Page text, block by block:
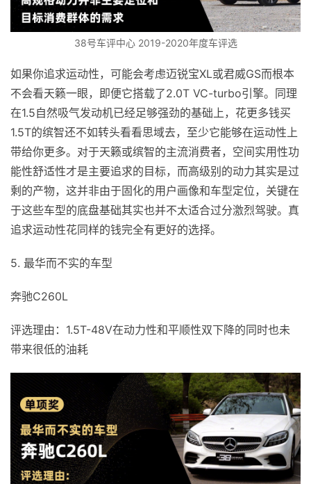
38号车评中心 2019-2020年度车评选
如果你追求运动性，可能会考虑迈锐宝XL或君威GS而根本
不会看天籁一眼，即便它搭载了2.0T VC-turbo引擎。同理
在1.5自然吸气发动机已经足够强劲的基础上，花更多钱买
1.5T的缤智还不如转头看看思域去，至少它能够在运动性上
带给你更多。对于天籁或缤智的主流消费者，空间实用性功
能性舒适性才是主要追求的目标，而高级别的动力其实是过
剩的产物，这并非由于固化的用户画像和车型定位，关键在
于这些车型的底盘基础其实也并不太适合过分激烈驾驶。真
追求运动性花同样的钱完全有更好的选择。
5. 最华而不实的车型
奔驰C260L
评选理由：1.5T-48V在动力性和平顺性双下降的同时也未
带来很低的油耗